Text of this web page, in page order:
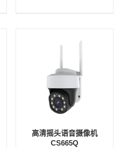
高清摇头语音摄像机
CS665Q